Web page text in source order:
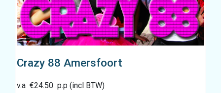
Crazy 88 Amersfoort
v.a€24.50 p.p (incl BTW)